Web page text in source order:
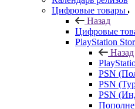
Цифровые товары
Назад
Цифровые
PlayStation
Назад
PSN
PSN
PSN